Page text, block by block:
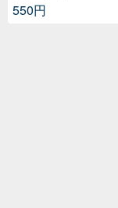
550円